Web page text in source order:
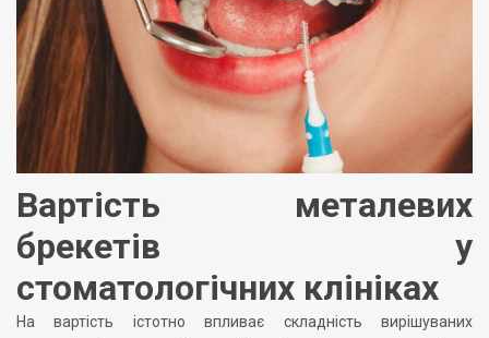
Вартість металевих
брекетів у
стоматологічних клініках
На вартість істотно впливає складність вирішуваних